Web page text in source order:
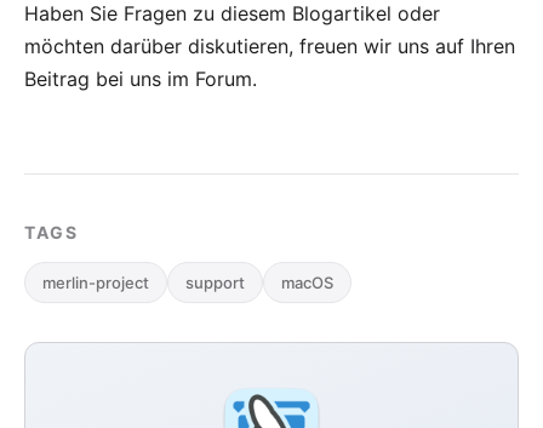
Haben Sie Fragen zu diesem Blogartikel oder
möchten darüber diskutieren, freuen wir uns auf Ihren
Beitrag bei uns im Forum.
TAGS
merlin-project support macOS